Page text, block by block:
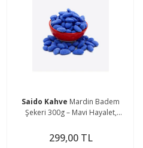
Saido Kahve Mardin Badem
Şekeri 300g – Mavi Hayalet,
299,00 TL